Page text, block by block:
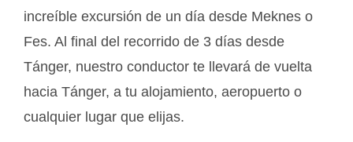
increíble excursión de un día desde Meknes o
Fes. Al final del recorrido de 3 días desde
Tánger, nuestro conductor te llevará de vuelta
hacia Tánger, a tu alojamiento, aeropuerto o
cualquier lugar que elijas.